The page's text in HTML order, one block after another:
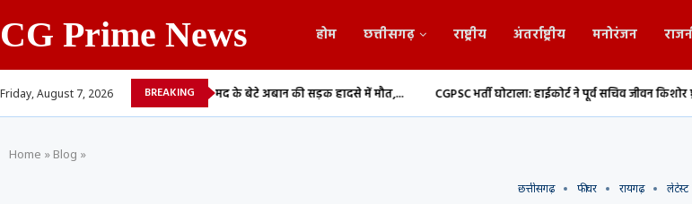
CG Prime News होम छत्तीसगढ़ राष्ट्रीय अंतर्राष्ट्रीय मनोरंजन
Friday, August 7, 2026 BREAKING
माफिया अतीक अहमद के बेटे अबान की सड़क हादसे में मौत,... CGPSC भर्ती घोटाला: हाईकोर्ट ने पूर्व सचिव जीवन किशोर ध्रुव की... संसद
Home » Blog »
छत्तीसगढ़ फीचर रायगढ़ लेटेस्ट